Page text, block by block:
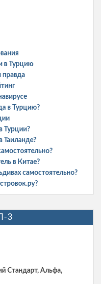
в Турцию
правда
в Турцию?
Турции?
Таиланде?
в Китае?
самостоятельно?
3
Стандарт, Альфа,